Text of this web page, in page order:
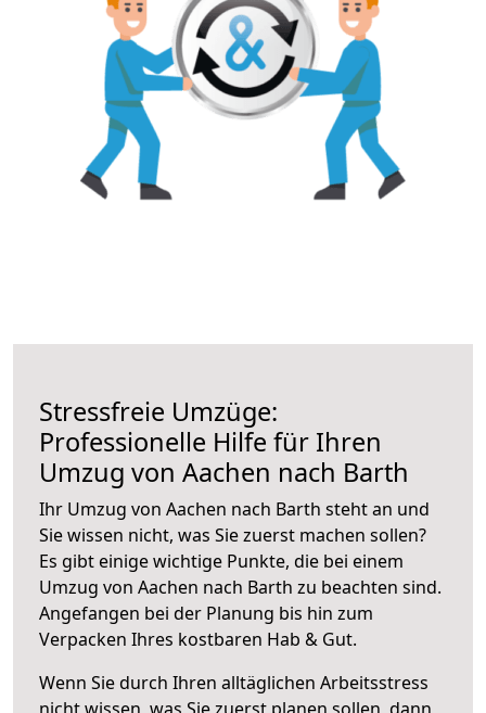
Stressfreie Umzüge:
Professionelle Hilfe für Ihren
Umzug von Aachen nach Barth
Ihr Umzug von Aachen nach Barth steht an und
Sie wissen nicht, was Sie zuerst machen sollen?
Es gibt einige wichtige Punkte, die bei einem
Umzug von Aachen nach Barth zu beachten sind.
Angefangen bei der Planung bis hin zum
Verpacken Ihres kostbaren Hab & Gut.
Wenn Sie durch Ihren alltäglichen Arbeitsstress